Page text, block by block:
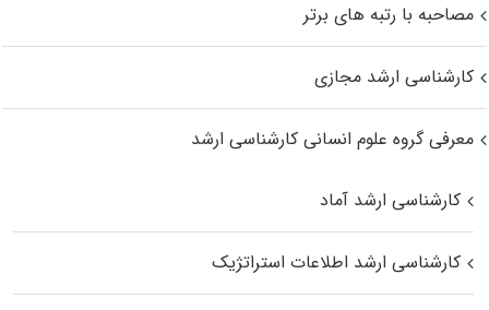
مصاحبه با رتبه های برتر
کارشناسی ارشد مجازی
معرفی گروه علوم انسانی کارشناسی ارشد
کارشناسی ارشد آماد
کارشناسی ارشد اطلاعات استراتژیک